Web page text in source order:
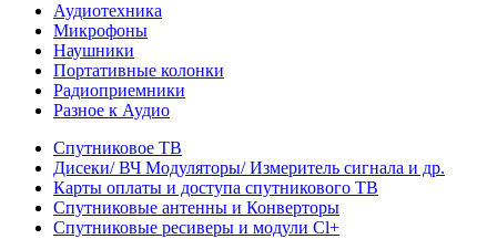
Аудиотехника
Микрофоны
Наушники
Портативные колонки
Радиоприемники
Разное к Аудио
Спутниковое ТВ
Дисеки/ ВЧ Модуляторы/ Измеритель сигнала и др.
Карты оплаты и доступа спутникового ТВ
Спутниковые антенны и Конверторы
Спутниковые ресиверы и модули Cl+